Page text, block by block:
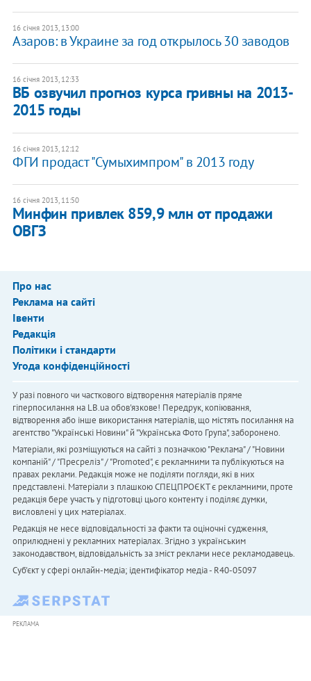
16 січня 2013, 13:00
Азаров: в Украине за год открылось 30 заводов
16 січня 2013, 12:33
ВБ озвучил прогноз курса гривны на 2013-
2015 годы
16 січня 2013, 12:12
ФГИ продаст "Сумыхимпром" в 2013 году
16 січня 2013, 11:50
Минфин привлек 859,9 млн от продажи
ОВГЗ
Про нас
Реклама на сайті
Івенти
Редакція
Політики і стандарти
Угода конфіденційності
У разі повного чи часткового відтворення матеріалів пряме
гіперпосилання на LB.ua обов'язкове! Передрук, копіювання,
відтворення або інше використання матеріалів, що містять посилання на
агентство "Українськi Новини" й "Українська Фото Група", заборонено.
Матеріали, які розміщуються на сайті з позначкою "Реклама" / "Новини
компаній" / "Пресреліз" / "Promoted", є рекламними та публікуються на
правах реклами. Редакція може не поділяти погляди, які в них
представлені. Матеріали з плашкою СПЕЦПРОЄКТ є рекламними, проте
редакція бере участь у підготовці цього контенту і поділяє думки,
висловлені у цих матеріалах.
Редакція не несе відповідальності за факти та оціночні судження,
оприлюднені у рекламних матеріалах. Згідно з українським
законодавством, відповідальність за зміст реклами несе рекламодавець.
Cуб'єкт у сфері онлайн-медіа; ідентифікатор медіа - R40-05097
РЕКЛАМА